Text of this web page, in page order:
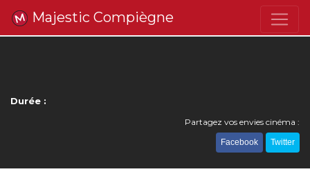
Majestic Compiègne
Durée :
Partagez vos envies cinéma :
Facebook Twitter